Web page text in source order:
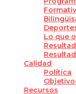
Lo que
Calidad
Política
Recursos